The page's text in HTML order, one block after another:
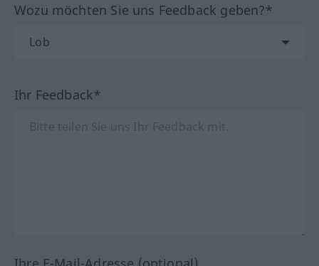
Wozu möchten Sie uns Feedback geben?*
Ihr Feedback*